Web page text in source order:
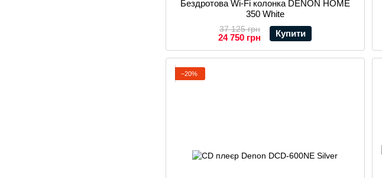
Бездротова Wi-Fi колонка DENON HOME
350 White
37 125 грн
24 750 грн Купити
−20%